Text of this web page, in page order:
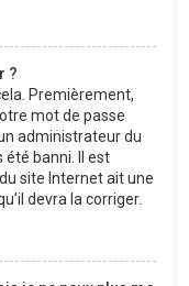
?
Premièrement,
mot de passe
administrateur du
été banni. Il est
site Internet ait une
devra la corriger.